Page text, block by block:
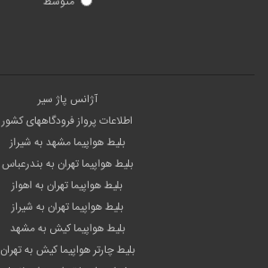
آژانس پاژ سیر
اطلاعات پرواز فرودگاههای کشور
بلیط هواپیما مشهد به شیراز
بلیط هواپیما تهران به بندرعباس
بلیط هواپیما تهران به اهواز
بلیط هواپیما تهران به شیراز
بلیط هواپیما کیش به مشهد
بلیط چارتر هواپیما کیش به تهران